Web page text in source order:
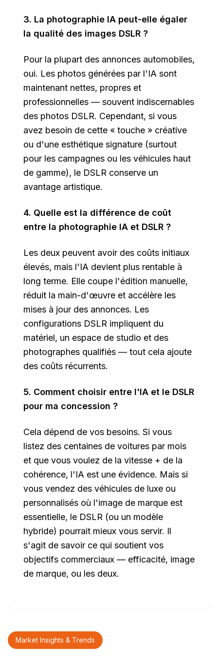
3. La photographie IA peut-elle égaler
la qualité des images DSLR ?
Pour la plupart des annonces automobiles,
oui. Les photos générées par l'IA sont
maintenant nettes, propres et
professionnelles — souvent indiscernables
des photos DSLR. Cependant, si vous
avez besoin de cette « touche » créative
ou d'une esthétique signature (surtout
pour les campagnes ou les véhicules haut
de gamme), le DSLR conserve un
avantage artistique.
4. Quelle est la différence de coût
entre la photographie IA et DSLR ?
Les deux peuvent avoir des coûts initiaux
élevés, mais l'IA devient plus rentable à
long terme. Elle coupe l'édition manuelle,
réduit la main-d'œuvre et accélère les
mises à jour des annonces. Les
configurations DSLR impliquent du
matériel, un espace de studio et des
photographes qualifiés — tout cela ajoute
des coûts récurrents.
5. Comment choisir entre l'IA et le DSLR
pour ma concession ?
Cela dépend de vos besoins. Si vous
listez des centaines de voitures par mois
et que vous voulez de la vitesse + de la
cohérence, l'IA est une évidence. Mais si
vous vendez des véhicules de luxe ou
personnalisés où l'image de marque est
essentielle, le DSLR (ou un modèle
hybride) pourrait mieux vous servir. Il
s'agit de savoir ce qui soutient vos
objectifs commerciaux — efficacité, image
de marque, ou les deux.
Market Insights & Trends